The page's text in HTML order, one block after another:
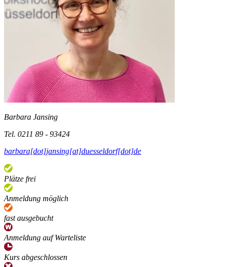
Barbara Jansing
Tel. 0211 89 - 93424
barbara[dot]jansing[at]duesseldorf[dot]de
Plätze frei
Anmeldung möglich
fast ausgebucht
Anmeldung auf Warteliste
Kurs abgeschlossen